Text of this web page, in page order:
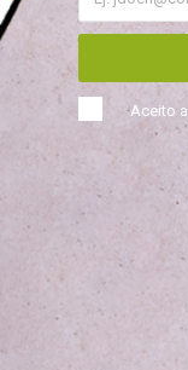
Aceito a